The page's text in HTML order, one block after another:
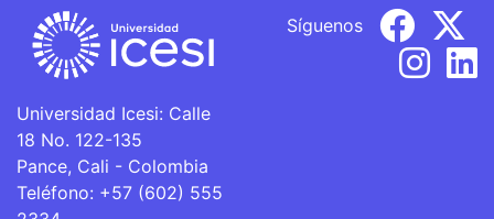
Universidad Icesi: Calle
18 No. 122-135
Pance, Cali - Colombia
Teléfono: +57 (602) 555
Síguenos